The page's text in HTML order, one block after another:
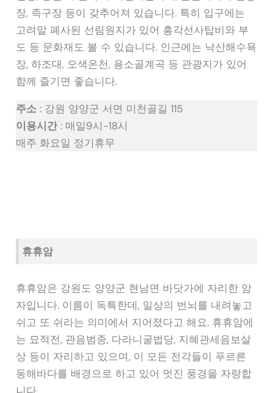
장, 족구장 등이 갖추어져 있습니다. 특히 입구에는
고려말 폐사된 선림원지가 있어 흥각선사탑비와 부
도 등 문화재도 볼 수 있습니다. 인근에는 낙산해수욕
장, 하조대, 오색온천, 용소골계곡 등 관광지가 있어
함께 즐기면 좋습니다.
주소 : 강원 양양군 서면 미천골길 115
이용시간: 매일9시-18시
매주 화요일 정기휴무
휴휴암
휴휴암은 강원도 양양군 현남면 바닷가에 자리한 암
자입니다. 이름이 독특한데, 일상의 번뇌를 내려놓고
쉬고 또 쉬라는 의미에서 지어졌다고 해요. 휴휴암에
는 묘적전, 관음범종, 다라니굴법당, 지혜관세음보살
상 등이 자리하고 있으며, 이 모든 전각들이 푸르른
동해바다를 배경으로 하고 있어 멋진 풍경을 자랑합